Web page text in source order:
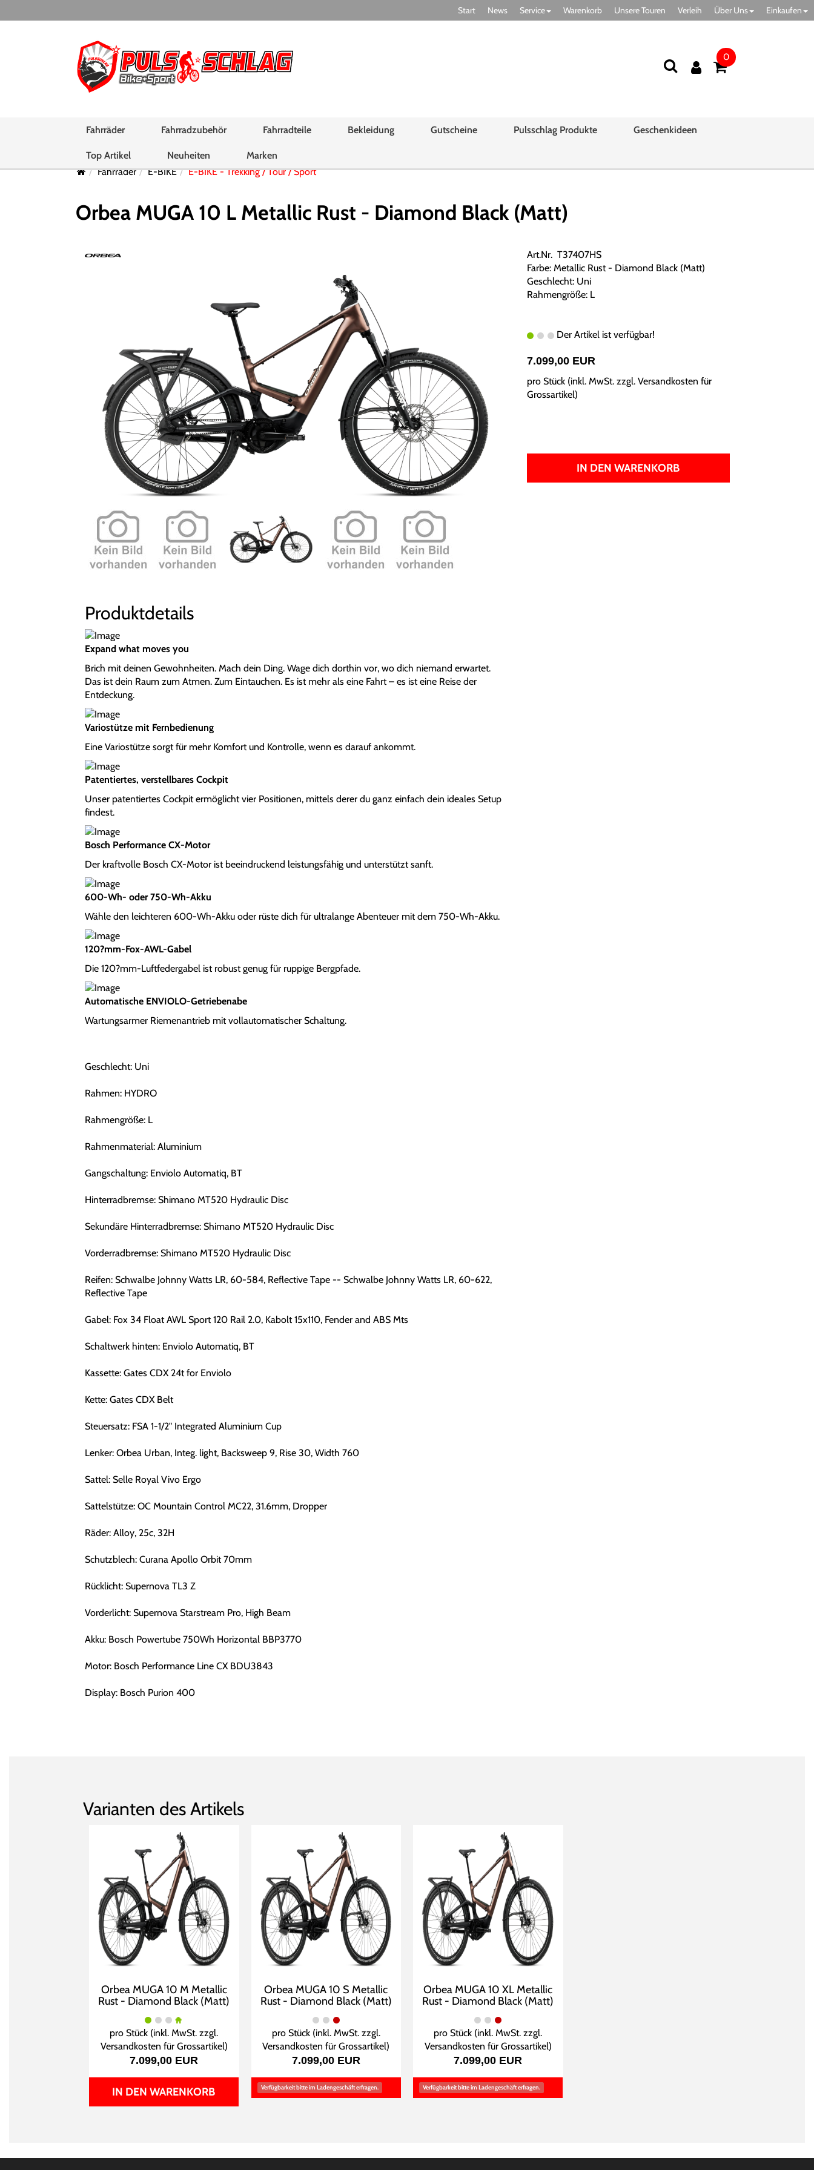
Start News Service Warenkorb Unsere Touren Verleih Über Uns Einkaufen
0
Fahrräder Fahrradzubehör Fahrradteile Bekleidung Gutscheine Pulsschlag Produkte Geschenkideen
Top Artikel Neuheiten
Marken
Fahrräder
E-BIKE E-BIKE - Trekking / Tour / Sport
Orbea MUGA 10 L Metallic Rust - Diamond Black (Matt)
Produktdetails
Expand what moves you
Brich mit deinen Gewohnheiten. Mach dein Ding. Wage dich dorthin vor, wo dich niemand erwartet.
Das ist dein Raum zum Atmen. Zum Eintauchen. Es ist mehr als eine Fahrt – es ist eine Reise der
Entdeckung.
Variostütze mit Fernbedienung
Eine Variostütze sorgt für mehr Komfort und Kontrolle, wenn es darauf ankommt.
Patentiertes, verstellbares Cockpit
Unser patentiertes Cockpit ermöglicht vier Positionen, mittels derer du ganz einfach dein ideales Setup
findest.
Bosch Performance CX-Motor
Der kraftvolle Bosch CX-Motor ist beeindruckend leistungsfähig und unterstützt sanft.
600-Wh- oder 750-Wh-Akku
Wähle den leichteren 600-Wh-Akku oder rüste dich für ultralange Abenteuer mit dem 750-Wh-Akku.
120?mm-Fox-AWL-Gabel
Die 120?mm-Luftfedergabel ist robust genug für ruppige Bergpfade.
Automatische ENVIOLO-Getriebenabe
Wartungsarmer Riemenantrieb mit vollautomatischer Schaltung.
Geschlecht: Uni
Rahmen: HYDRO
Rahmengröße: L
Rahmenmaterial: Aluminium
Gangschaltung: Enviolo Automatiq, BT
Hinterradbremse: Shimano MT520 Hydraulic Disc
Sekundäre Hinterradbremse: Shimano MT520 Hydraulic Disc
Vorderradbremse: Shimano MT520 Hydraulic Disc
Reifen: Schwalbe Johnny Watts LR, 60-584, Reflective Tape -- Schwalbe Johnny Watts LR, 60-622,
Reflective Tape
Gabel: Fox 34 Float AWL Sport 120 Rail 2.0, Kabolt 15x110, Fender and ABS Mts
Schaltwerk hinten: Enviolo Automatiq, BT
Kassette: Gates CDX 24t for Enviolo
Kette: Gates CDX Belt
Steuersatz: FSA 1-1/2" Integrated Aluminium Cup
Lenker: Orbea Urban, Integ. light, Backsweep 9, Rise 30, Width 760
Sattel: Selle Royal Vivo Ergo
Sattelstütze: OC Mountain Control MC22, 31.6mm, Dropper
Räder: Alloy, 25c, 32H
Schutzblech: Curana Apollo Orbit 70mm
Rücklicht: Supernova TL3 Z
Vorderlicht: Supernova Starstream Pro, High Beam
Akku: Bosch Powertube 750Wh Horizontal BBP3770
Motor: Bosch Performance Line CX BDU3843
Display: Bosch Purion 400
Art.Nr. T37407HS
Farbe: Metallic Rust - Diamond Black (Matt)
Geschlecht: Uni
Rahmengröße: L
Der Artikel ist verfügbar!
7.099,00 EUR
pro Stück (inkl. MwSt. zzgl. Versandkosten für
Grossartikel)
IN DEN WARENKORB
Varianten des Artikels
Orbea MUGA 10 M Metallic
Rust - Diamond Black (Matt)
pro Stück (inkl. MwSt. zzgl.
Versandkosten für Grossartikel)
7.099,00 EUR
IN DEN WARENKORB
Orbea MUGA 10 S Metallic
Rust - Diamond Black (Matt)
pro Stück (inkl. MwSt. zzgl.
Versandkosten für Grossartikel)
7.099,00 EUR
Verfügbarkeit bitte im Ladengeschäft erfragen.
Orbea MUGA 10 XL Metallic
Rust - Diamond Black (Matt)
pro Stück (inkl. MwSt. zzgl.
Versandkosten für Grossartikel)
7.099,00 EUR
Verfügbarkeit bitte im Ladengeschäft erfragen.